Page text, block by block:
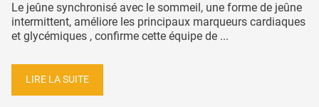
Le jeûne synchronisé avec le sommeil, une forme de jeûne
intermittent, améliore les principaux marqueurs cardiaques
et glycémiques , confirme cette équipe de ...
LIRE LA SUITE